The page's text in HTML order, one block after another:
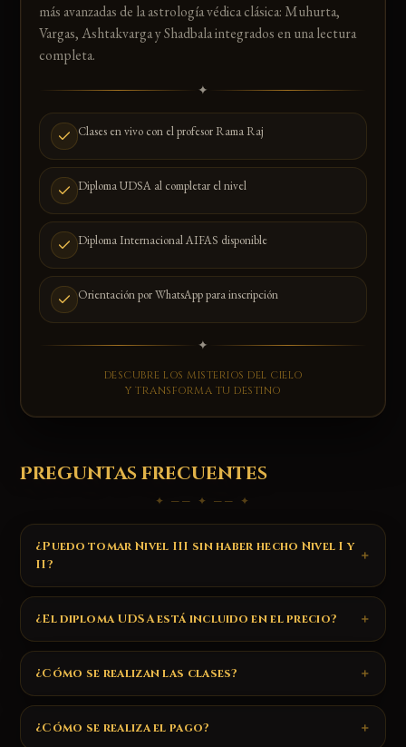
más avanzadas de la astrología védica clásica: Muhurta,
Vargas, Ashtakvarga y Shadbala integrados en una lectura
completa.
✦
Clases en vivo con el profesor Rama Raj
Diploma UDSA al completar el nivel
Diploma Internacional AIFAS disponible
Orientación por WhatsApp para inscripción
✦
DESCUBRE LOS MISTERIOS DEL CIELO
Y TRANSFORMA TU DESTINO
Preguntas frecuentes
✦ ── ✦ ── ✦
¿Puedo tomar Nivel III sin haber hecho Nivel I y
II?
¿El diploma UDSA está incluido en el precio?
¿Cómo se realizan las clases?
¿Cómo se realiza el pago?